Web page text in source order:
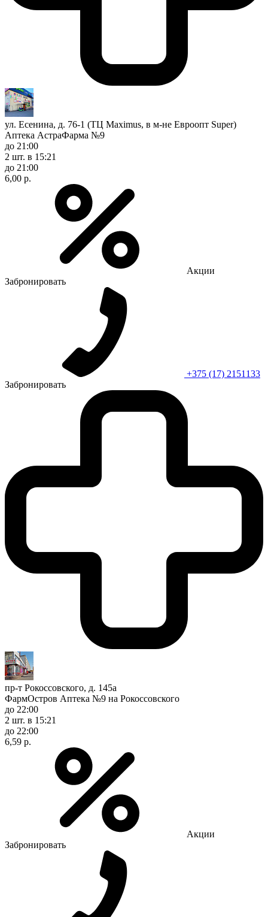
ул. Есенина, д. 76-1 (ТЦ Maximus, в м-не Евроопт Super)
Аптека АстраФарма №9
до 21:00
2 шт. в 15:21
до 21:00
6,00 р.
Акции
Забронировать
+375 (17) 2151133
Забронировать
пр-т Рокоссовского, д. 145а
ФармОстров Аптека №9 на Рокоссовского
до 22:00
2 шт. в 15:21
до 22:00
6,59 р.
Акции
Забронировать